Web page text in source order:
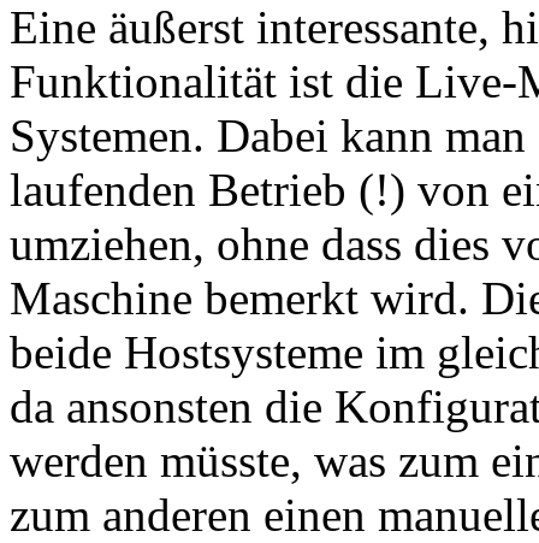
Eine äußerst interessante,
Funktionalität ist die
Systemen. Dabei kann
laufenden Betrieb (!) von
umziehen, ohne dass dies
Maschine bemerkt wird.
beide Hostsysteme im
da ansonsten die
werden müsste, was zum
zum anderen einen